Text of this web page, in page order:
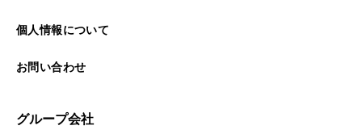
個人情報について
お問い合わせ
グループ会社